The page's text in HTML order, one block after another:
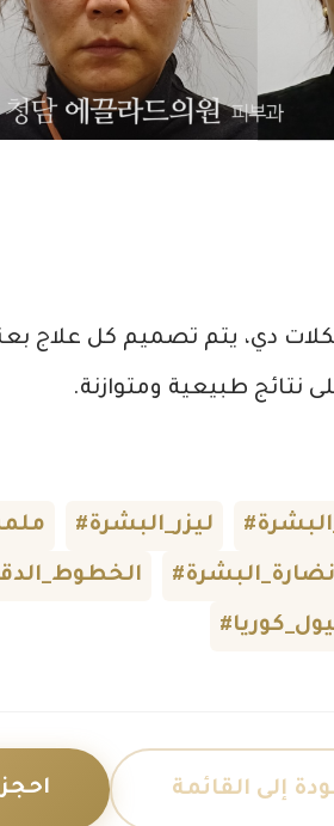
دي، يتم تصميم كل علاج
طبيعية ومتوازنة.
#ليزر_البشرة
#نضارة_البشرة
إلى القائمة